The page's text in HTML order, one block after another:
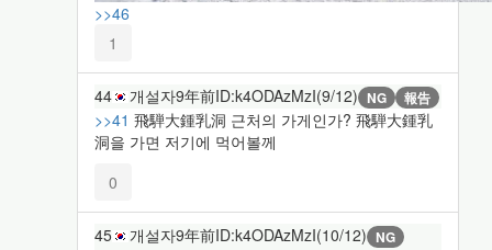
>>46
1
44 개설자9年前ID:k4ODAzMzI(9/12) NG 報告
>>41 飛騨大鍾乳洞 근처의 가게인가? 飛騨大鍾乳
洞을 가면 저기에 먹어볼께
0
45 개설자9年前ID:k4ODAzMzI(10/12) NG